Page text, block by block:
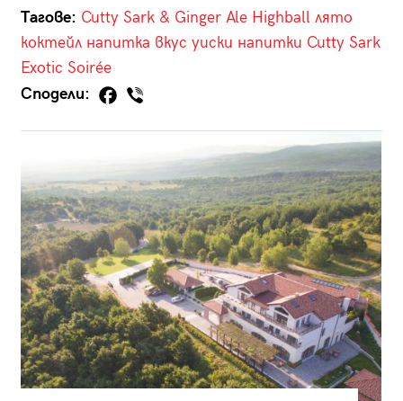
Тагове: Cutty Sark & Ginger Ale Highball лято
коктейл напитка вкус уиски напитки Cutty Sark
Exotic Soirée
Сподели: